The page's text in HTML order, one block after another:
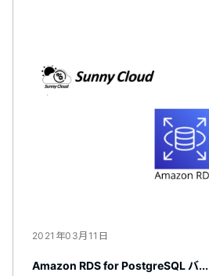
2021年03月11日
Amazon RDS for PostgreSQL バ...